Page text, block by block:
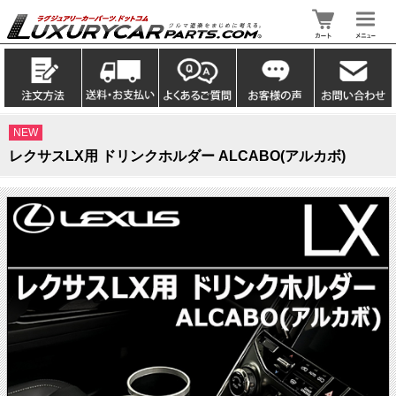
NEW
レクサスLX用 ドリンクホルダー ALCABO(アルカボ)